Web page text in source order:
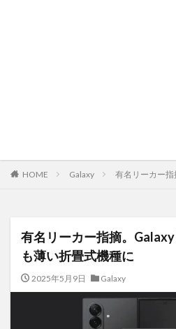
HOME Galaxy 有名リーカー指
有名リーカー指摘。
も薄い折畳式機種に
2025年5月9日 Galaxy